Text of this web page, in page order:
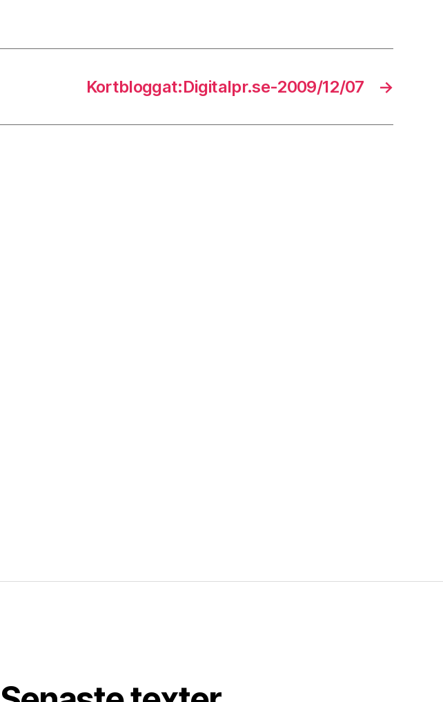
→
Kortbloggat:Digitalpr.se-2009/12/07